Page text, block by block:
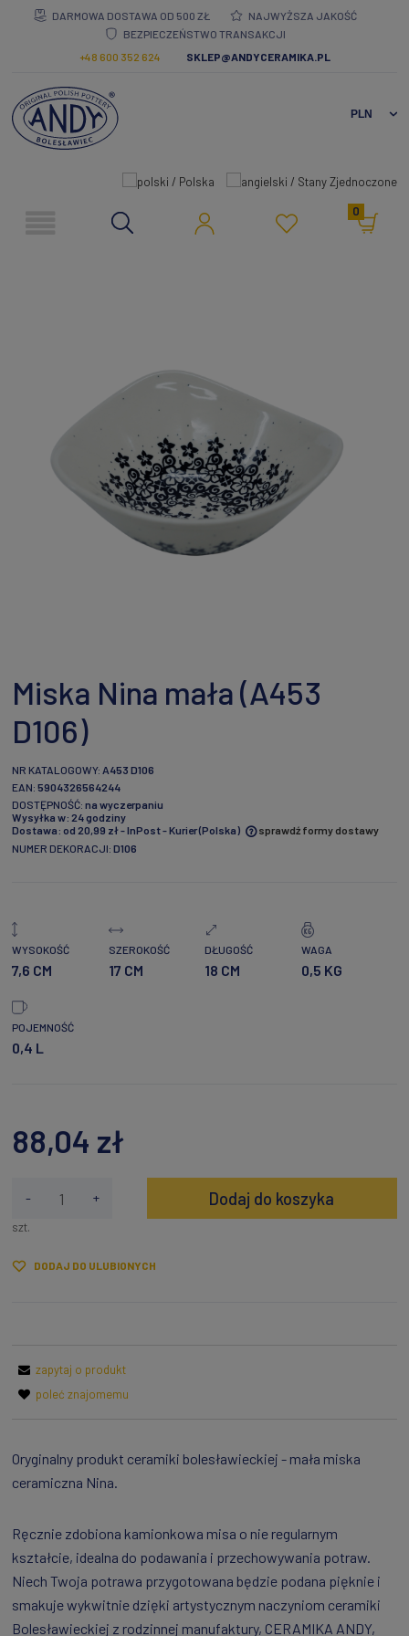
DARMOWA DOSTAWA OD 500 ZŁ
NAJWYŻSZA JAKOŚĆ
BEZPIECZEŃSTWO TRANSAKCJI
+48 600 352 624
SKLEP@ANDYCERAMIKA.PL
0
Miska Nina mała (A453
D106)
NR KATALOGOWY: A453 D106
EAN: 5904326564244
DOSTĘPNOŚĆ: na wyczerpaniu
Wysyłka w: 24 godziny
Dostawa: od 20,99 zł- InPost - Kurier(Polska)
Cena nie zawiera ewentualnych kosztów płatności
sprawdź formy dostawy
NUMER DEKORACJI: D106
WYSOKOŚĆ
7,6 CM
SZEROKOŚĆ
17 CM
DŁUGOŚĆ
18 CM
WAGA
0,5 KG
POJEMNOŚĆ
0,4 L
88,04 zł
- +
szt.
Dodaj do koszyka
DODAJ DO ULUBIONYCH
zapytaj o produkt
poleć znajomemu
Oryginalny produkt ceramiki bolesławieckiej - mała miska
ceramiczna Nina.
Ręcznie zdobiona kamionkowa misa o nie regularnym
kształcie, idealna do podawania i przechowywania potraw.
Niech Twoja potrawa przygotowana będzie podana pięknie i
smakuje wykwitnie dzięki artystycznym naczyniom ceramiki
Bolesławieckiej z rodzinnej manufaktury, CERAMIKA ANDY,